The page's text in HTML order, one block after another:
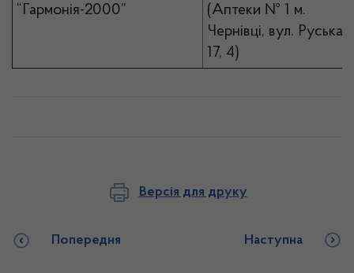
“Гармонія-2000”
(Аптеки № 1 м.
Чернівці, вул. Руська,
17, 4)
Версія для друку
Попередня Наступна